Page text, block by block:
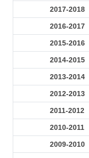
2017-2018
2016-2017
2015-2016
2014-2015
2013-2014
2012-2013
2011-2012
2010-2011
2009-2010